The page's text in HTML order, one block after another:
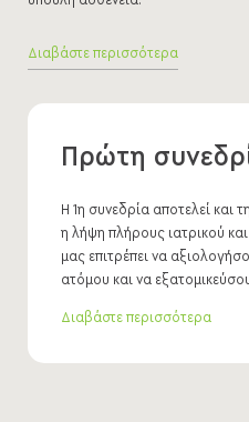
Διαβάστε περισσότερα
Τα οστά είναι ένας ζωντανός
αποδομείται καθημερινά
υπερτερεί ο σχηματισμός
Εάν υπερτερεί η
οστεοπόρωση.
Η οστεοπόρωση
Πρώτη
Η 1η συνεδρία αποτελεί και
η λήψη πλήρους ιατρικού
μας επιτρέπει να
ατόμου και να
Διαβάστε περισσότερα